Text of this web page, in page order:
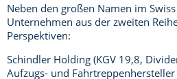
Neben den großen Namen im
Unternehmen aus der zweiten
Perspektiven:
Schindler Holding (KGV 19,8,
Aufzugs- und